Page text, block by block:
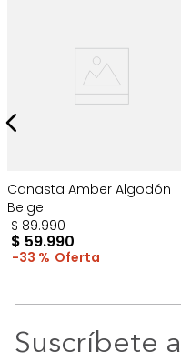
Canasta Amber Algodón
Beige
$ 89.990
$ 59.990
33 %
Suscríbete a